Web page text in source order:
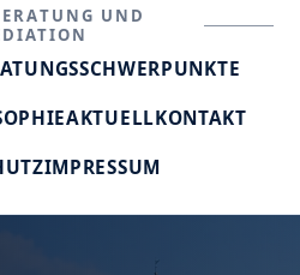
UND
AKTUELLKONTAKT
IMPRESSUM